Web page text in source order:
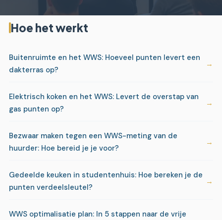
Hoe het werkt
Buitenruimte en het WWS: Hoeveel punten levert een
dakterras op?
Elektrisch koken en het WWS: Levert de overstap van
gas punten op?
Bezwaar maken tegen een WWS-meting van de
huurder: Hoe bereid je je voor?
Gedeelde keuken in studentenhuis: Hoe bereken je de
punten verdeelsleutel?
WWS optimalisatie plan: In 5 stappen naar de vrije